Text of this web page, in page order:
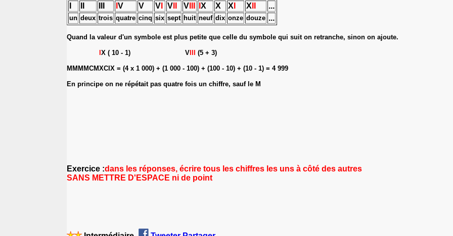
V V V V V X X X X ...
un deux trois quatre cinq six sept huit neuf dix onze douze ...
Quand la valeur d'un symbole est plus petite que celle du symbole qui suit on retranche, sinon on ajoute.
X ( 10 - 1) V (5 + 3)
MMMMCMXCIX = (4 x 1 000) + (1 000 - 100) + (100 - 10) + (10 - 1) = 4 999
En principe on ne répétait pas quatre fois un chiffre, sauf le M
Exercice :dans les réponses, écrire tous les chiffres les uns à côté des autres
SANS METTRE D'ESPACE ni de point